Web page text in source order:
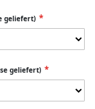
geliefert)
geliefert)